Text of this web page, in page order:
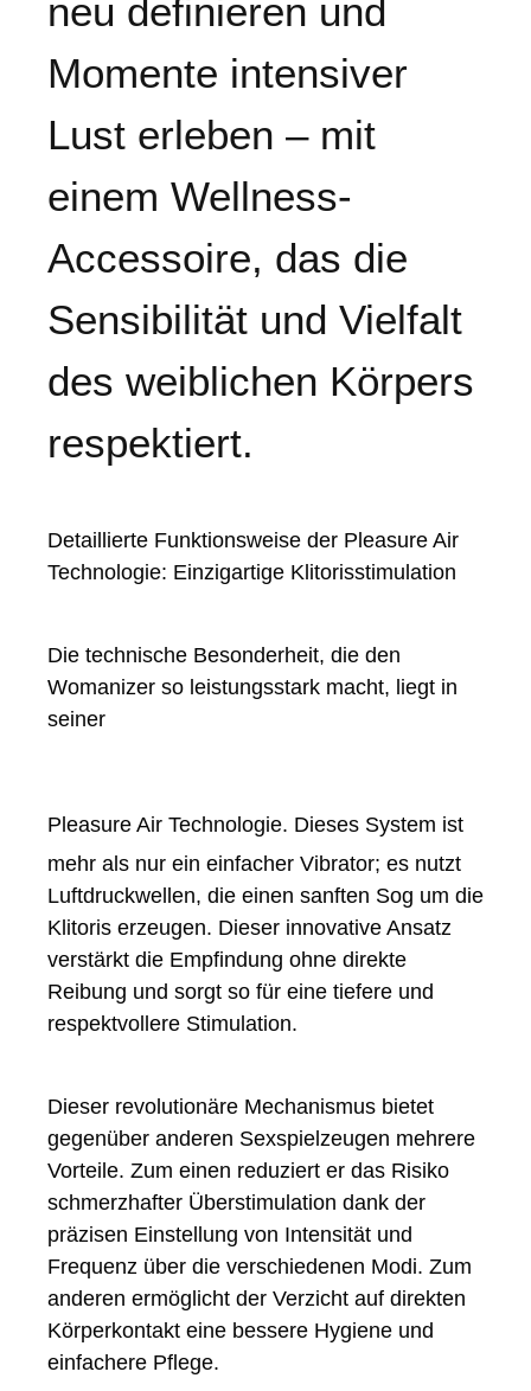
neu definieren und
Momente intensiver
Lust erleben – mit
einem Wellness-
Accessoire, das die
Sensibilität und Vielfalt
des weiblichen Körpers
respektiert.
Detaillierte Funktionsweise der Pleasure Air
Technologie: Einzigartige Klitorisstimulation
Die technische Besonderheit, die den
Womanizer so leistungsstark macht, liegt in
seiner
Pleasure Air Technologie. Dieses System ist
mehr als nur ein einfacher Vibrator; es nutzt
Luftdruckwellen, die einen sanften Sog um die
Klitoris erzeugen. Dieser innovative Ansatz
verstärkt die Empfindung ohne direkte
Reibung und sorgt so für eine tiefere und
respektvollere Stimulation.
Dieser revolutionäre Mechanismus bietet
gegenüber anderen Sexspielzeugen mehrere
Vorteile. Zum einen reduziert er das Risiko
schmerzhafter Überstimulation dank der
präzisen Einstellung von Intensität und
Frequenz über die verschiedenen Modi. Zum
anderen ermöglicht der Verzicht auf direkten
Körperkontakt eine bessere Hygiene und
einfachere Pflege.